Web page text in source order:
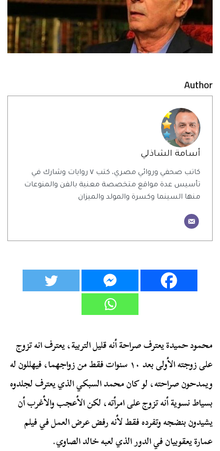
Author
أسامة الشاذلي
كاتب صحفي وروائي مصري، كتب ٧ روايات وشارك في
تأسيس عدة مواقع متخصصة معنية بالفن والمنوعات
منها السينما وكسرة والمولد والميزان
محمود حميدة يعترف صراحة أنه قليل التربية، يعترف انه تزوج
على زوجته الأولى بعد ١٠ سنوات فقط من زواجهما، فيهللون له
ويمدحون صراحته، لو كان محمد السبكي الذي يعترف لجلدوه
بسياط نسوية أنه تزوج على امرأته، لكن الأعجب والأغرب أن
يشيدون بنضجه وتفرده فقط لأنه رفض عرض العمل في فيلم
عمارة يعقوبيان في الدور الذي لعبه خالد الصاوي.